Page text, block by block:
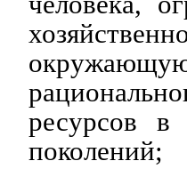
ресурсов в
поколений;